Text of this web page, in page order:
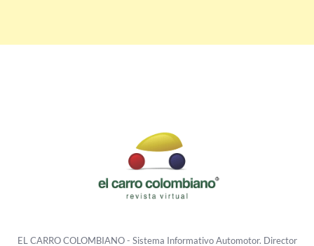
EL CARRO COLOMBIANO - Sistema Informativo Automotor. Director